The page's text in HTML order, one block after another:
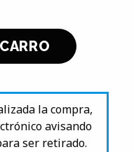
la compra,
avisando
ser retirado.